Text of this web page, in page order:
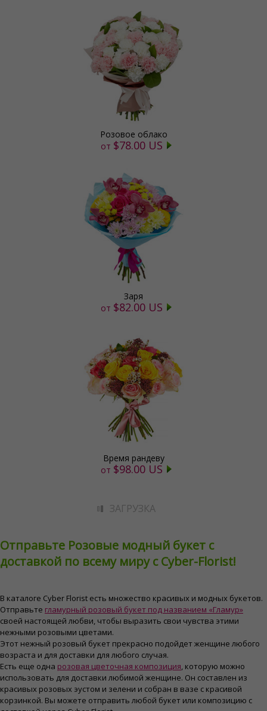
Розовое облако
от $78.00 US
Заря
от $82.00 US
Время рандеву
от $98.00 US
ЗАГРУЗКА
Отправьте Розовые модный букет с
доставкой по всему миру с Cyber-Florist!
В каталоге Cyber ​​Florist есть множество красивых и модных букетов.
Отправьте гламурный розовый букет под названием «Гламур»
своей настоящей любви, чтобы выразить свои чувства этими
нежными розовыми цветами.
Этот нежный розовый букет прекрасно подойдет женщине любого
возраста и для доставки для любого случая.
Есть еще одна розовая цветочная композиция, которую можно
использовать для доставки любимой женщине. Он составлен из
красивых розовых эустом и зелени и собран в вазе с красивой
корзинкой. Вы можете отправить любой букет или композицию с